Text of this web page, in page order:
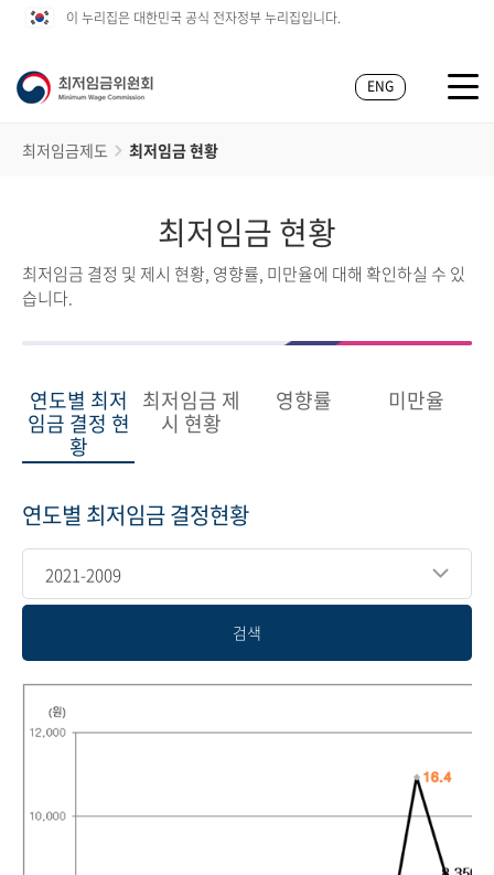
이 누리집은 대한민국 공식 전자정부 누리집입니다.
ENG
최저임금제도 최저임금 현황
최저임금 현황
최저임금 결정 및 제시 현황, 영향률, 미만율에 대해 확인하실 수 있
습니다.
연도별 최저
임금 결정 현
황
최저임금 제
시 현황
영향률 미만율
연도별 최저임금 결정현황
2021-2009
검색